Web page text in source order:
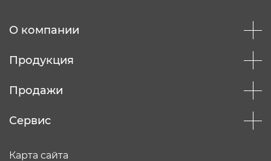
О компании
Продукция
Продажи
Сервис
Карта сайта